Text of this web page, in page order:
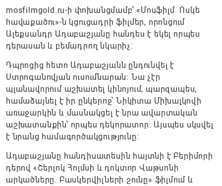
mosfilmgold.ru-ի փոխանցմամբ՝ «Մոսֆիլմ. Ոսկե
հավաքածու»-ն կցուցադրի ֆիլմեր, որոնցում
Ալեքսանդր Ադաբաշյանը հանդես է եկել որպես
դերասան և բեմադրող նկարիչ։
Դպրոցից հետո Ադաբաշյանն ընդունվել է
Ստրոգանովյան ուսումնարան։ Նա չէր
պլանավորում աշխատել կինոյում, պարզապես,
համաձայնել է իր ընկերոջ՝ Նիկիտա Միխալկովի
առաջարկին և մասնակցել է նրա ավարտական
աշխատանքին՝ որպես դեկորատոր: Այսպես սկսվել
է նրանց համագործակցությունը։
Ադաբաշյանը հանդիսատեսին հայտնի է Բերիմորի
դերով «Շերլոկ Հոլմսի և դոկտոր Վաթսոնի
արկածները. Բասկերվիլների շունը» ֆիլմում և